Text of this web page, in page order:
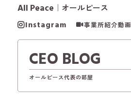
All Peace ｜オールピース
Instagram 事業所紹介動画
CEO BLOG
オールピース代表の部屋